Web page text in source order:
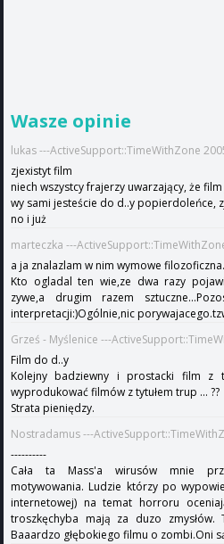
Wasze opinie
lukas ---ActiveSupport::TimeWithZone
zjexistyt film
niech wszystcy frajerzy uwarzający, że
wy sami jesteście do d..y popierdoleńce,
no i już
marteczka ---
a ja znalazlam w nim wymowe
Kto ogladal ten wie,ze dwa razy
zywe,a drugim razem
interpretacji:)Ogólnie,nic
Grześ - Myślenice ---
Film do d..y
Kolejny badziewny i prostacki film z
wyprodukować filmów z tytułem trup ... ??
Strata pieniędzy.
Nostradamus ---
----------
Cała ta Mass'a wirusów mnie
motywowania. Ludzie którzy po
internetowej) na temat horroru
troszkęchyba mają za duzo
Baaardzo głębokiego filmu o zombi.Oni